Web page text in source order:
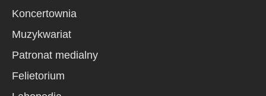
Koncertownia
Muzykwariat
Patronat medialny
Felietorium